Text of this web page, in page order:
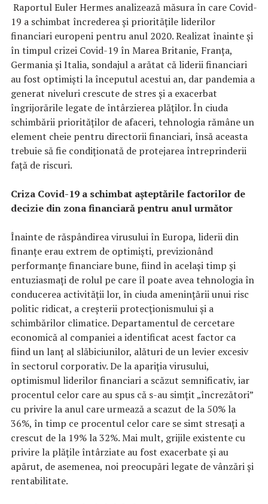
Raportul Euler Hermes analizează măsura în care Covid-
19 a schimbat încrederea și prioritățile liderilor
financiari europeni pentru anul 2020. Realizat înainte și
în timpul crizei Covid-19 în Marea Britanie, Franța,
Germania și Italia, sondajul a arătat că liderii financiari
au fost optimiști la începutul acestui an, dar pandemia a
generat niveluri crescute de stres și a exacerbat
îngrijorările legate de întârzierea plăților. În ciuda
schimbării priorităților de afaceri, tehnologia rămâne un
element cheie pentru directorii financiari, însă aceasta
trebuie să fie condiționată de protejarea întreprinderii
față de riscuri.
Criza Covid-19 a schimbat așteptările factorilor de
decizie din zona financiarăpentru anul următor
Înainte de răspândirea virusului în Europa, liderii din
finanțe erau extrem de optimiști, previzionând
performanțe financiare bune, fiind în același timp și
entuziasmați de rolul pe care îl poate avea tehnologia în
conducerea activității lor, în ciuda amenințării unui risc
politic ridicat, a creșterii protecționismului și a
schimbărilor climatice. Departamentul de cercetare
economică al companiei a identificat acest factor ca
fiind un lanț al slăbiciunilor, alături de un levier excesiv
în sectorul corporativ. De la apariția virusului,
optimismul liderilor financiari a scăzut semnificativ, iar
procentul celor care au spus că s-au simțit „încrezători”
cu privire la anul care urmează a scazut de la 50% la
36%, în timp ce procentul celor care se simt stresați a
crescut de la 19% la 32%. Mai mult, grijile existente cu
privire la plățile întârziate au fost exacerbate și au
apărut, de asemenea, noi preocupări legate de vânzări și
rentabilitate.